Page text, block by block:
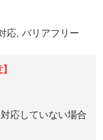
応 バリアフリー
応していない場合